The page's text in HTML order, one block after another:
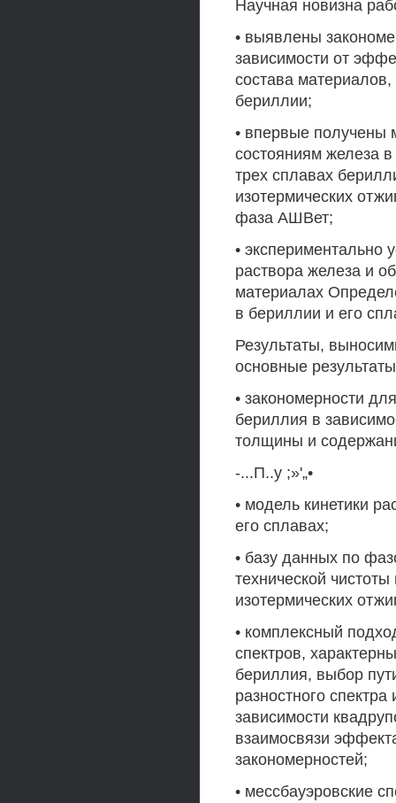
Научная новизна
• выявлены
зависимости от
состава
бериллии;
• впервые получены
состояниям железа
трех сплавах
изотермических
фаза АШВет;
• экспериментально
раствора железа и
материалах
в бериллии и его
Результаты,
основные
• закономерности
бериллия в
толщины и
-...П..у ;»'„•
• модель кинетики
его сплавах;
• базу данных по
технической
изотермических
• комплексный
спектров,
бериллия, выбор
разностного
зависимости
взаимосвязи
закономерностей;
• мессбауэровские